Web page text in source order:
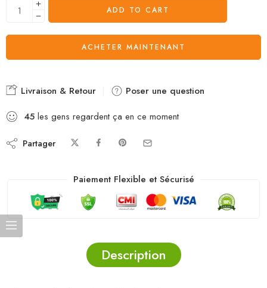
ADD TO CART
ACHETER MAINTENANT
Livraison & Retour
Poser une question
45 les gens regardent ça en ce moment
Partager
Paiement Flexible et Sécurisé
Description